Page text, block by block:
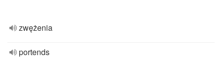
zwężenia
portends